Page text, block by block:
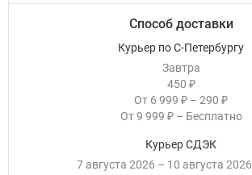
Способ доставки
Курьер по С-Петербургу
Завтра
450 ₽
От 6 999 ₽ – 290 ₽
От 9 999 ₽ – Бесплатно
Курьер СДЭК
7 августа 2026 – 10 августа 2026